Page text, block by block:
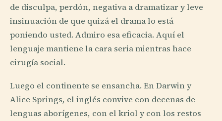
de disculpa, perdón, negativa a dramatizar y leve
insinuación de que quizá el drama lo está
poniendo usted. Admiro esa eficacia. Aquí el
lenguaje mantiene la cara seria mientras hace
cirugía social.
Luego el continente se ensancha. En Darwin y
Alice Springs, el inglés convive con decenas de
lenguas aborígenes, con el kriol y con los restos